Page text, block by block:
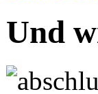
Und